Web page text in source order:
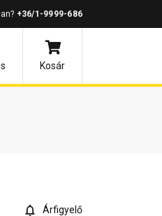
+36/1-9999-686
Kosár
Árfigyelő